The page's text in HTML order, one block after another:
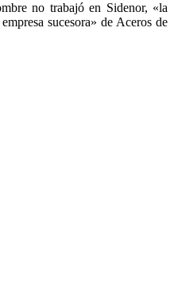
no trabajó en Sidenor, «la
sucesora» de Aceros de